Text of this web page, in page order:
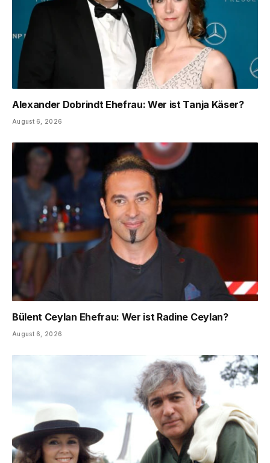
Alexander Dobrindt Ehefrau: Wer ist Tanja Käser?
August 6, 2026
Bülent Ceylan Ehefrau: Wer ist Radine Ceylan?
August 6, 2026